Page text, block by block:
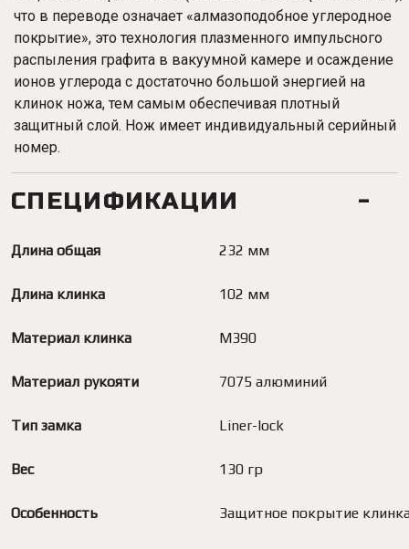
что в переводе означает «алмазоподобное углеродное
покрытие», это технология плазменного импульсного
распыления графита в вакуумной камере и осаждение
ионов углерода с достаточно большой энергией на
клинок ножа, тем самым обеспечивая плотный
защитный слой. Нож имеет индивидуальный серийный
номер.
СПЕЦИФИКАЦИИ
Длина общая 232 мм
Длина клинка 102 мм
Материал клинка M390
Материал рукояти 7075 алюминий
Тип замка Liner-lock
Вес 130 гр
Особенность Защитное покрытие